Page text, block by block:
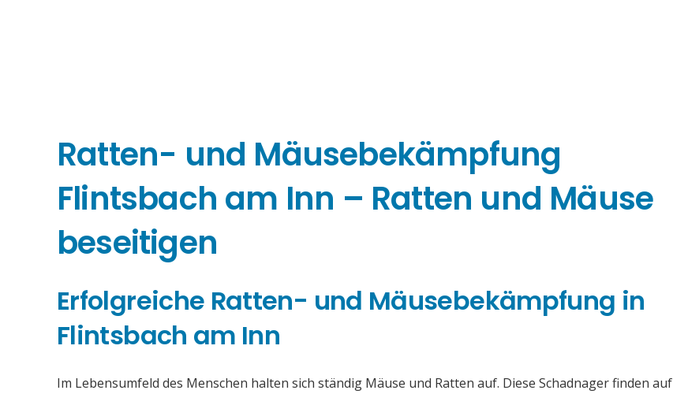
Ratten- und Mäusebekämpfung
Flintsbach am Inn – Ratten und Mäuse
beseitigen
Erfolgreiche Ratten- und Mäusebekämpfung in
Flintsbach am Inn
Im Lebensumfeld des Menschen halten sich ständig Mäuse und Ratten auf. Diese Schadnager finden auf